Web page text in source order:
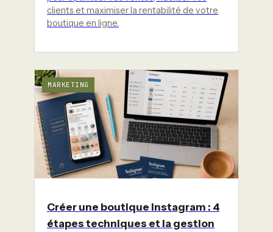
clients et maximiser la rentabilité de votre
boutique en ligne.
MARKETING
Créer une boutique Instagram : 4
étapes techniques et la gestion